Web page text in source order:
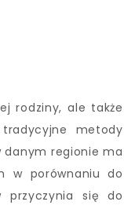
rodziny, ale także
metody
danym regionie ma
w porównaniu do
przyczynia się do